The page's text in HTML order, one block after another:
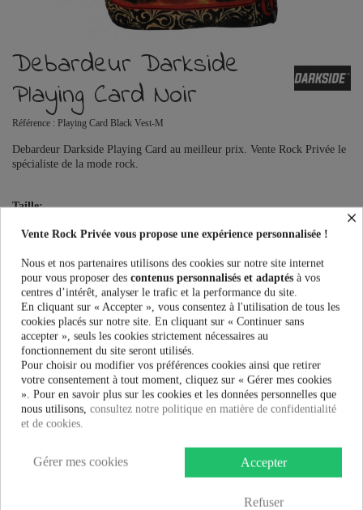
Debardeur Darkside
Playing Card Noir
Référence : Playing Card Black Vest-M
Debardeur Darkside Playing Card au meilleur prix. Vente Rock Privée le
spécialiste de la mode rock.
Taille:
15,92 € 19,90 € -20%
AJOUTER AU PANIER
Plus que
Guide des tailles
×
Vente Rock Privée vous propose une expérience personnalisée !
Nous et nos partenaires utilisons des cookies sur notre site internet
pour vous proposer des contenus personnalisés et adaptés à vos
centres d’intérêt, analyser le trafic et la performance du site.
En cliquant sur « Accepter », vous consentez à l'utilisation de tous les
cookies placés sur notre site. En cliquant sur « Continuer sans
accepter », seuls les cookies strictement nécessaires au
fonctionnement du site seront utilisés.
Pour choisir ou modifier vos préférences cookies ainsi que retirer
votre consentement à tout moment, cliquez sur « Gérer mes cookies
». Pour en savoir plus sur les cookies et les données personnelles que
nous utilisons, consultez notre politique en matière de confidentialité
et de cookies.
Accepter
Refuser
Gérer mes cookies